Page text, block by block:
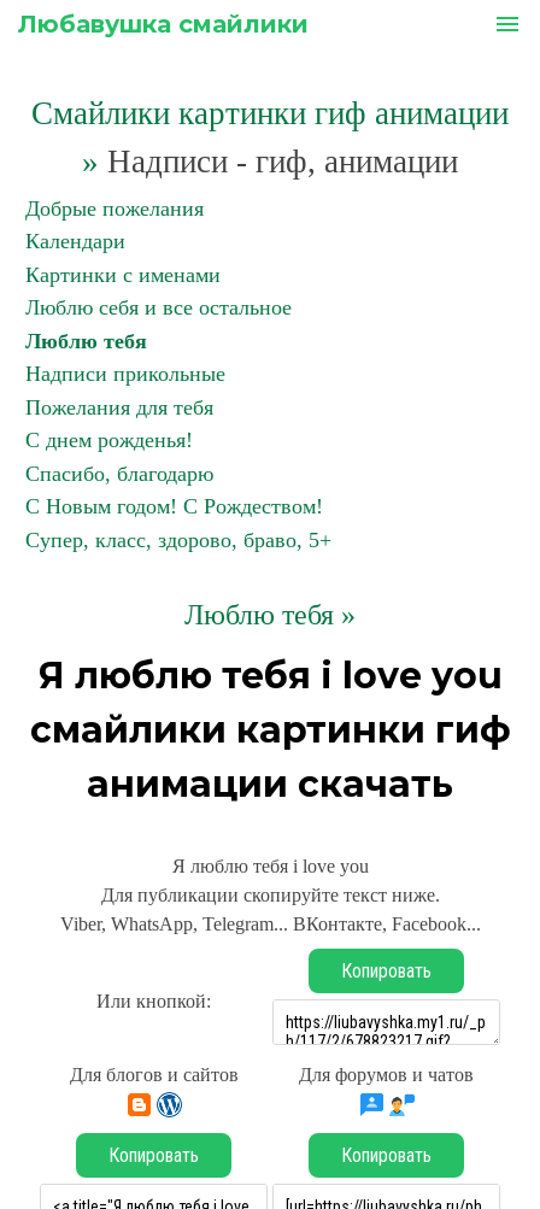
Любавушка смайлики menu
Смайлики картинки гиф анимации
» Надписи - гиф, анимации
Добрые пожелания
Календари
Картинки с именами
Люблю себя и все остальное
Люблю тебя
Надписи прикольные
Пожелания для тебя
С днем рожденья!
Спасибо, благодарю
С Новым годом! С Рождеством!
Супер, класс, здорово, браво, 5+
Люблю тебя »
Я люблю тебя i love you
смайлики картинки гиф
анимации скачать
Я люблю тебя i love you
Для публикации скопируйте текст ниже.
Viber, WhatsApp, Telegram... ВКонтакте, Facebook...
Или кнопкой:
Копировать
Для блогов и сайтов Для форумов и чатов
Копировать Копировать